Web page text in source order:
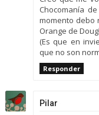
Chocomanía
momento debo
Orange de
(Es que en
que no son
Responder
Pilar